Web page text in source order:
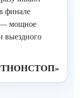
финале
— мощное
выездного